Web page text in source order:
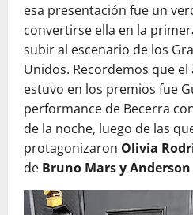
esa presentación fue un
convertirse ella en la
subir al escenario de los
Unidos. Recordemos que
estuvo en los premios fue
performance de Becerra
de la noche, luego de las
protagonizaron Olivia
de Bruno Mars y Anderson